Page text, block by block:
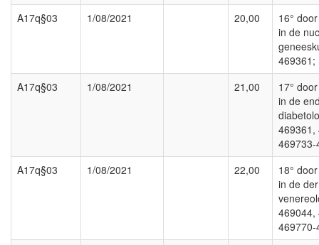
A17q§03
1/08/2021 20,00
16°
in de
469361;
A17q§03
1/08/2021 21,00
17°
in de
469361,
A17q§03
1/08/2021 22,00
18°
in de
469044,